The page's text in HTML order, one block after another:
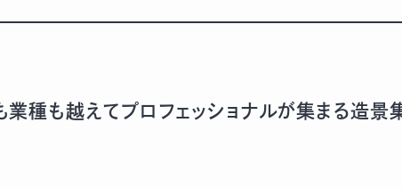
種も越えてプロフェッショナルが集まる造景